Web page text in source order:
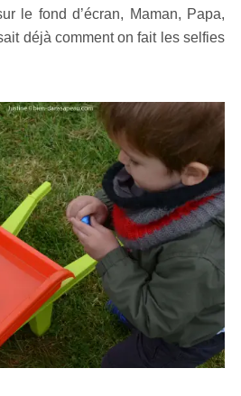
le fond d’écran, Maman, Papa,
déjà comment on fait les selfies